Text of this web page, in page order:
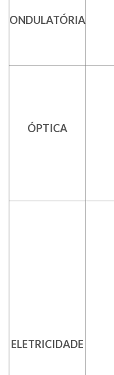
ONDULATÓRIA
ÓPTICA
ELETRICIDADE